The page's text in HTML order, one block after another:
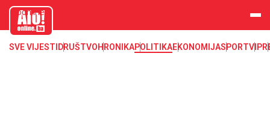
aloonline.b
SVE VIJESTI DRUŠTVOHRONIKAPOLITIKAEKONOMIJASPORTVIP